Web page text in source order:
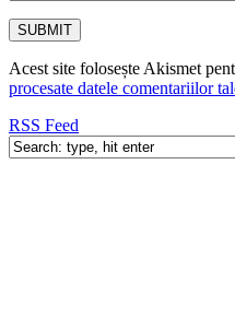
Acest site folosește Akismet
procesate datele comentariilor
RSS Feed